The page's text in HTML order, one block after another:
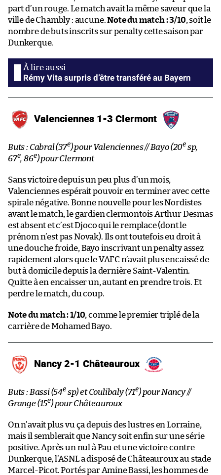
part d’un rouge. Le match avait la même saveur que la
ville de Chambly : aucune.Note du match : 3/10, soit le
nombre de buts inscrits sur penalty cette saison par
Dunkerque.
Rémy Vita surpris d’être transféré au Bayern
Valenciennes 1-3 Clermont
Buts : Cabral (37e) pour Valenciennes // Bayo (20e sp,
67e, 86e) pour Clermont
Sans victoire depuis un peu plus d’un mois,
Valenciennes espérait pouvoir en terminer avec cette
spirale négative. Bonne nouvelle pour les Nordistes
avant le match, le gardien clermontois Arthur Desmas
est absent et c’est Djoco qui le remplace (dont le
prénom n’est pas Novak). Ils ont toutefois eu droit à
une douche froide, Bayo inscrivant un penalty assez
rapidement alors que le VAFC n’avait plus encaissé de
but à domicile depuis la dernière Saint-Valentin.
Quitte à en encaisser un, autant en prendre trois. Et
perdre le match, du coup.
Note du match : 1/10, comme le premier triplé de la
carrière de Mohamed Bayo.
Nancy 2-1 Châteauroux
Buts : Bassi (54esp) et Coulibaly (71e) pour Nancy //
Grange (15e) pour Châteauroux
On n’avait plus vu ça depuis des lustres en Lorraine,
mais il semblerait que Nancy soit enfin sur une série
positive. Après un nul à Pau et une victoire contre
Dunkerque, l’ASNL a disposé de Châteauroux au stade
Marcel-Picot. Portés par Amine Bassi, les hommes de